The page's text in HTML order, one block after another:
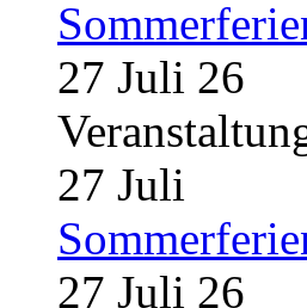
27 Juli 26
27 Juli
27 Juli 26